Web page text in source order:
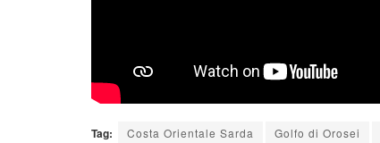
Tag: Costa Orientale Sarda Golfo di Orosei